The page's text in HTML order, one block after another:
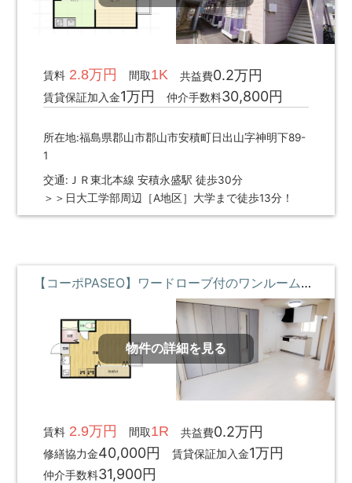
賃料2.8万円 間取1K 共益費0.2万円
賃貸保証加入金1万円 仲介手数料30,800円
所在地:福島県郡山市郡山市安積町日出山字神明下89-
1
交通:ＪＲ東北本線 安積永盛駅 徒歩30分
＞＞日大工学部周辺［A地区］大学まで徒歩13分！
【コーポPASEO】ワードローブ付のワンルームリノベ物件 **即入居募集中**
物件の詳細を見る
賃料2.9万円 間取1R 共益費0.2万円
修繕協力金40,000円 賃貸保証加入金1万円
仲介手数料31,900円